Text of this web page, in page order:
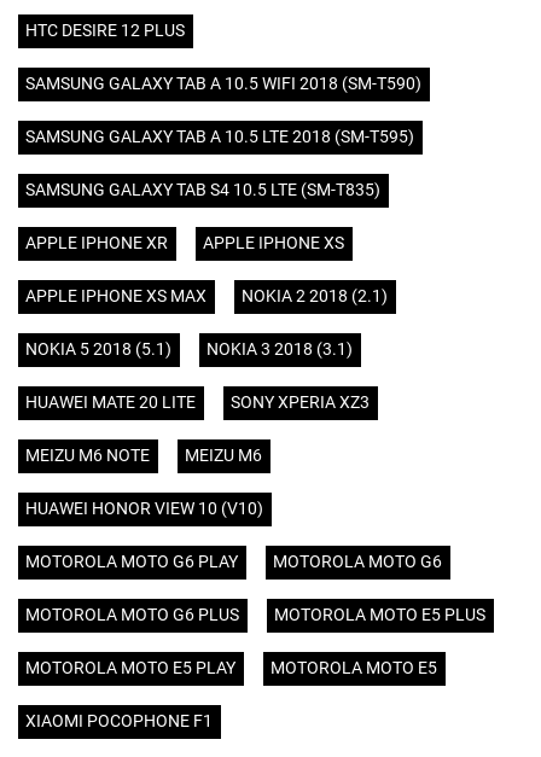
HTC DESIRE 12 PLUS
SAMSUNG GALAXY TAB A 10.5 WIFI 2018 (SM-T590)
SAMSUNG GALAXY TAB A 10.5 LTE 2018 (SM-T595)
SAMSUNG GALAXY TAB S4 10.5 LTE (SM-T835)
APPLE IPHONE XR APPLE IPHONE XS
APPLE IPHONE XS MAX NOKIA 2 2018 (2.1)
NOKIA 5 2018 (5.1) NOKIA 3 2018 (3.1)
HUAWEI MATE 20 LITE SONY XPERIA XZ3
MEIZU M6 NOTE MEIZU M6
HUAWEI HONOR VIEW 10 (V10)
MOTOROLA MOTO G6 PLAY MOTOROLA MOTO G6
MOTOROLA MOTO G6 PLUS MOTOROLA MOTO E5 PLUS
MOTOROLA MOTO E5 PLAY MOTOROLA MOTO E5
XIAOMI POCOPHONE F1